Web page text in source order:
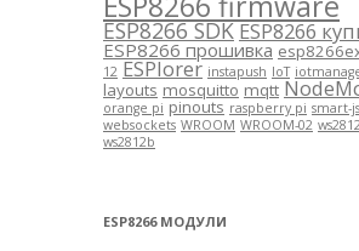
ESP8266 SDKESP8266
ESP8266 прошивка
12 ESPlorer instapush IoT
layouts mosquitto mqtt
orange pi pinouts raspberry pi smart-js
websockets WROOM WROOM-02
ws2812b
ESP8266 МОДУЛИ